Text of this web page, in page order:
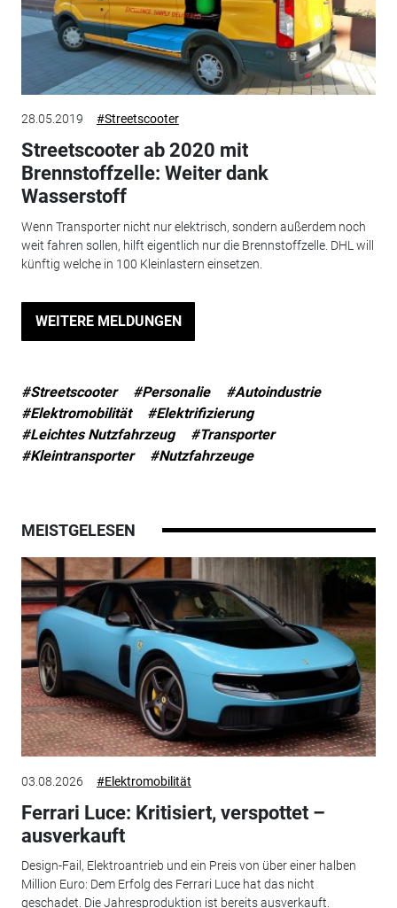
28.05.2019 #Streetscooter
Streetscooter ab 2020 mit
Brennstoffzelle: Weiter dank
Wasserstoff
Wenn Transporter nicht nur elektrisch, sondern außerdem noch
weit fahren sollen, hilft eigentlich nur die Brennstoffzelle. DHL will
künftig welche in 100 Kleinlastern einsetzen.
WEITERE MELDUNGEN
#Streetscooter #Personalie
#Autoindustrie
#Elektromobilität
#Elektrifizierung
#Leichtes Nutzfahrzeug
#Transporter
#Kleintransporter
#Nutzfahrzeuge
MEISTGELESEN
03.08.2026 #Elektromobilität
Ferrari Luce: Kritisiert, verspottet –
ausverkauft
Design-Fail, Elektroantrieb und ein Preis von über einer halben
Million Euro: Dem Erfolg des Ferrari Luce hat das nicht
geschadet. Die Jahresproduktion ist bereits ausverkauft.